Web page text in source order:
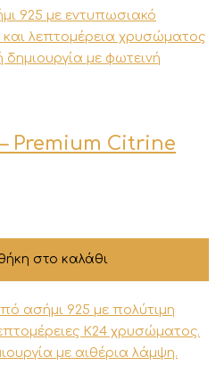
Premium Citrine
στο καλάθι